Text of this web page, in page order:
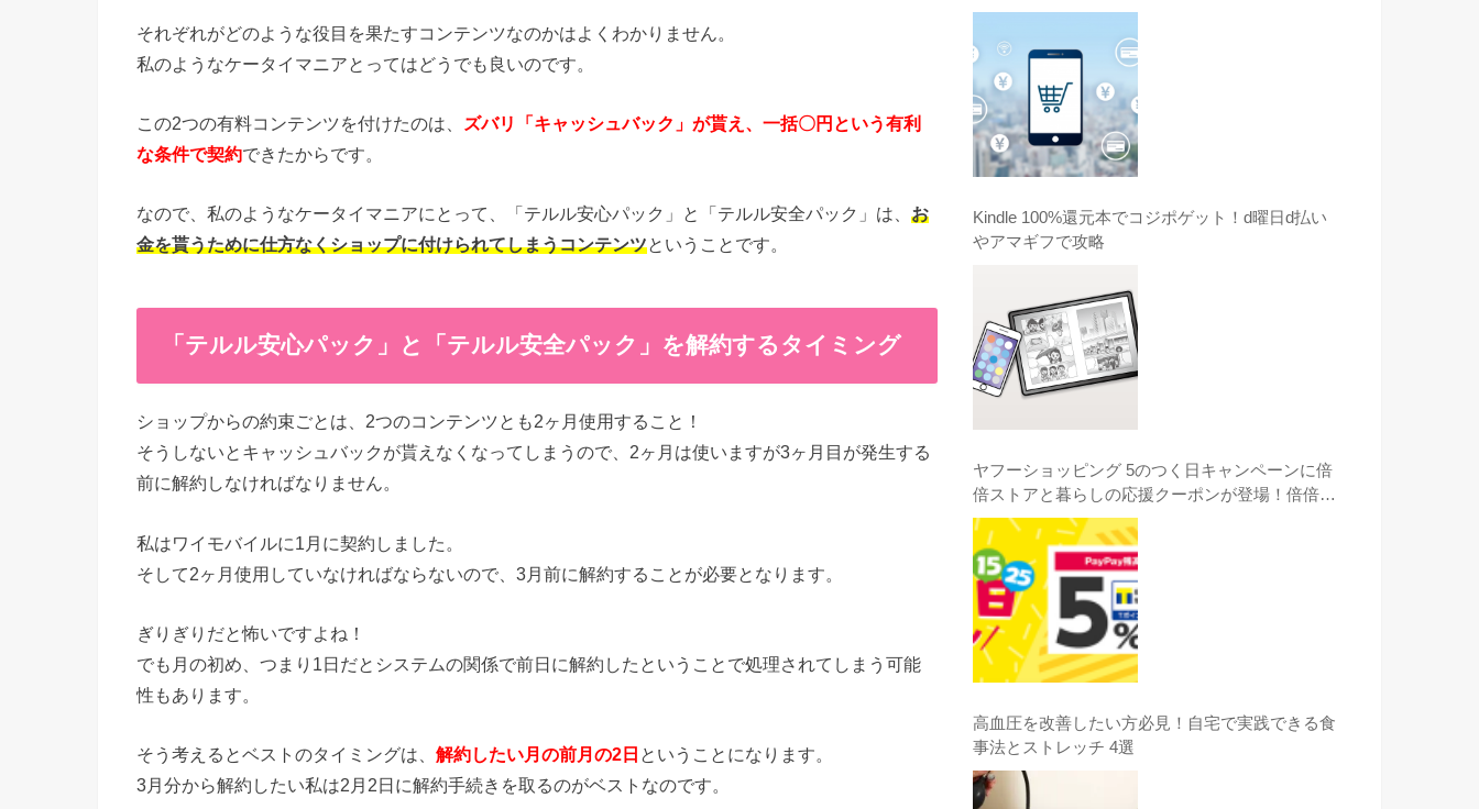
それぞれがどのような役目を果たすコンテンツなのかはよくわかりません。
私のようなケータイマニアとってはどうでも良いのです。
この2つの有料コンテンツを付けたのは、
ズバリ「キャッシュバック」が貰え、一括〇円という有利
な条件で契約できたからです。
なので、私のようなケータイマニアにとって、「テルル安心パック」と「テルル安全パック」は、 お
金を貰うために仕方なくショップに付けられてしまうコンテンツということです。
「テルル安心パック」と「テルル安全パック」を解約するタイミング
ショップからの約束ごとは、2つのコンテンツとも2ヶ月使用すること！
そうしないとキャッシュバックが貰えなくなってしまうので、2ヶ月は使いますが3ヶ月目が発生する
前に解約しなければなりません。
私はワイモバイルに1月に契約しました。
そして2ヶ月使用していなければならないので、3月前に解約することが必要となります。
ぎりぎりだと怖いですよね！
でも月の初め、つまり1日だとシステムの関係で前日に解約したということで処理されてしまう可能
性もあります。
そう考えるとベストのタイミングは、 解約したい月の前月の2日 ということになります。
3月分から解約したい私は2月2日に解約手続きを取るのがベストなのです。
Kindle 100%還元本でコジポゲット！d曜日d払い
やアマギフで攻略
ヤフーショッピング 5のつく日キャンペーンに倍
倍ストアと暮らしの応援クーポンが登場！倍倍ス
トアのコジマのGOPRO HERO8がオススメ！
高血圧を改善したい方必見！自宅で実践できる食
事法とストレッチ 4選